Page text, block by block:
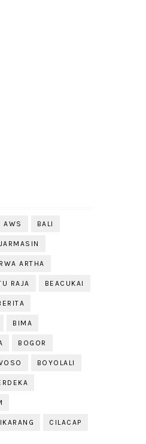
AWS BALI
ARTHA
RAJA BEACUKAI
BIMA
BOGOR
BOYOLALI
CILACAP